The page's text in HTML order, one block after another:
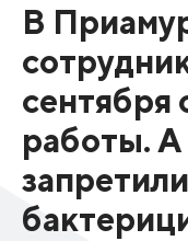
В
сентября
работы. А